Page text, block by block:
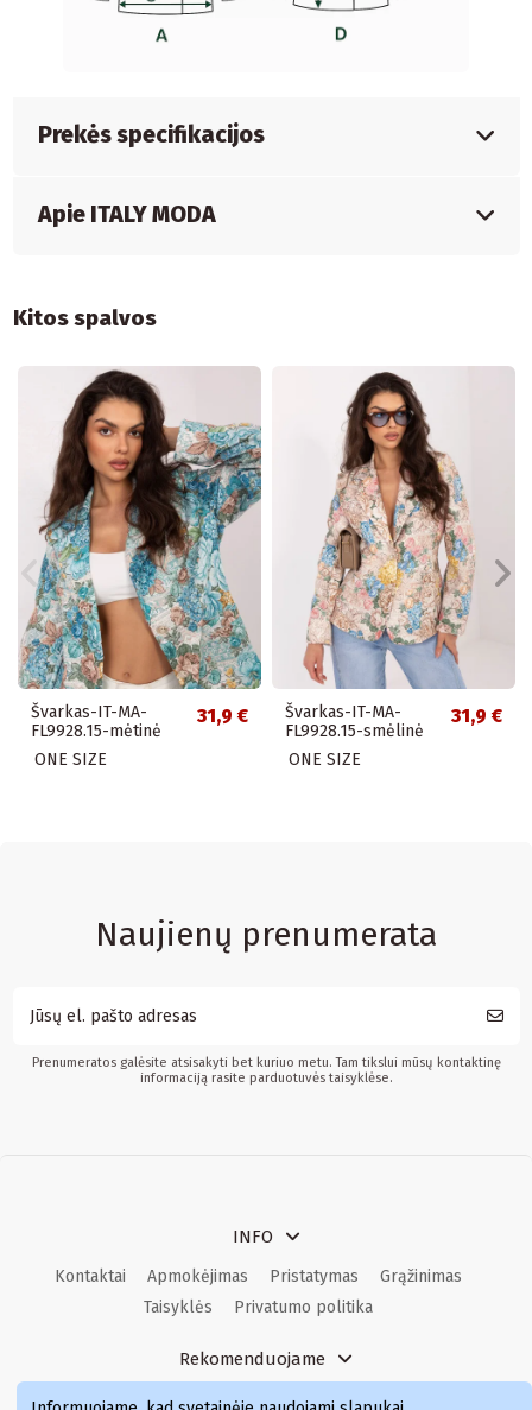
Prekės specifikacijos
Apie ITALY MODA
Kitos spalvos
Švarkas-IT-MA-
FL9928.15-mėtinė
31,9 €
ONE SIZE
Švarkas-IT-MA-
FL9928.15-smėlinė
31,9 €
ONE SIZE
Naujienų prenumerata
Prenumeratos galėsite atsisakyti bet kuriuo metu. Tam tikslui mūsų kontaktinę
informaciją rasite parduotuvės taisyklėse.
INFO
Kontaktai Apmokėjimas Pristatymas
Grąžinimas
Taisyklės
Privatumo politika
Rekomenduojame
Kvepalai Kvepalai moterims Kvepalai vyrams